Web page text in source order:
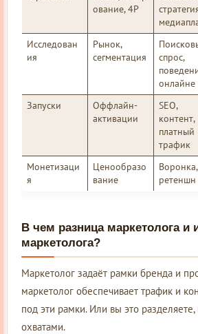
ование, 4P
Исследован
ия
Рынок,
сегментация
спрос,
онлайне
Запуски
Оффлайн-
активации
SEO,
контент,
платный
трафик
Монетизаци
я
Ценообразо
вание
Воронка,
ретеншн
В чем разница маркетолога и
маркетолога?
Маркетолог задаёт рамки бренда и
маркетолог обеспечивает трафик и
под эти рамки. Или вы это разделяете,
охватами.